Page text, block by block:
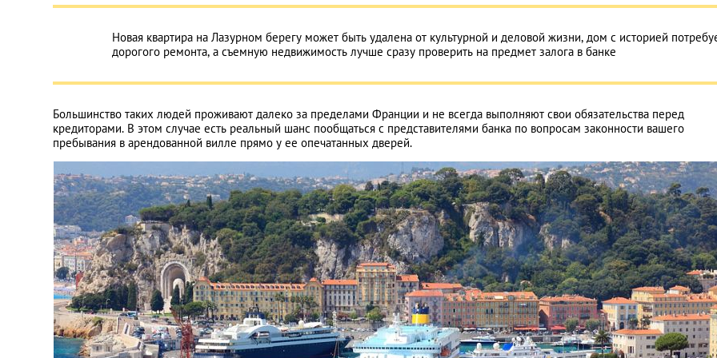
Новая квартира на Лазурном берегу может быть удалена от культурной и деловой жизни, дом с историей
дорогого ремонта, а съемную недвижимость лучше сразу проверить на предмет залога в банке
Большинство таких людей проживают далеко за пределами Франции и не всегда выполняют свои обязательства перед
кредиторами. В этом случае есть реальный шанс пообщаться с представителями банка по вопросам законности вашего
пребывания в арендованной вилле прямо у ее опечатанных дверей.